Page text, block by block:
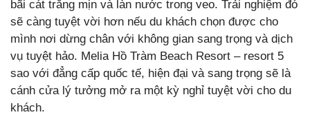
bãi cát trắng mịn và làn nước trong veo. Trải nghiệm đó
sẽ càng tuyệt vời hơn nếu du khách chọn được cho
mình nơi dừng chân với không gian sang trọng và dịch
vụ tuyệt hảo. Melia Hồ Tràm Beach Resort – resort 5
sao với đẳng cấp quốc tế, hiện đại và sang trọng sẽ là
cánh cửa lý tưởng mở ra một kỳ nghỉ tuyệt vời cho du
khách.